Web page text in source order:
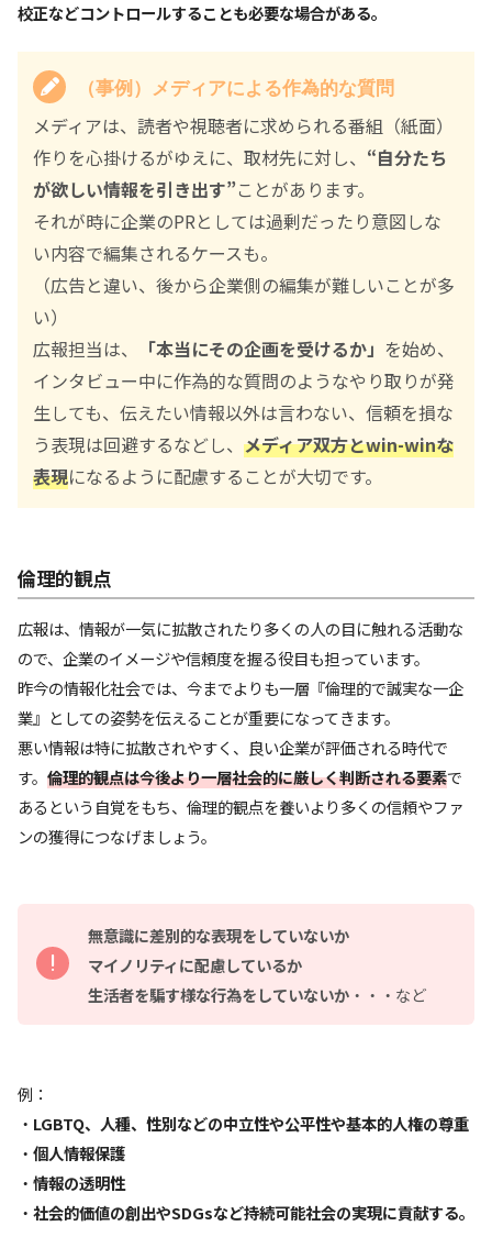
校正などコントロールすることも必要な場合がある。
（事例）メディアによる作為的な質問
メディアは、読者や視聴者に求められる番組（紙面）
作りを心掛けるがゆえに、取材先に対し、 “自分たち
が欲しい情報を引き出す”ことがあります。
それが時に企業のPRとしては過剰だったり意図しな
い内容で編集されるケースも。
（広告と違い、後から企業側の編集が難しいことが多
い）
広報担当は、
「本当にその企画を受けるか」 を始め、
インタビュー中に作為的な質問のようなやり取りが発
生しても、伝えたい情報以外は言わない、信頼を損な
う表現は回避するなどし、メディア双方とwin-winな
表現になるように配慮することが大切です。
倫理的観点
広報は、情報が一気に拡散されたり多くの人の目に触れる活動な
ので、企業のイメージや信頼度を握る役目も担っています。
昨今の情報化社会では、今までよりも一層『倫理的で誠実な一企
業』としての姿勢を伝えることが重要になってきます。
悪い情報は特に拡散されやすく、良い企業が評価される時代で
す。 倫理的観点は今後より一層社会的に厳しく判断される要素で
あるという自覚をもち、倫理的観点を養いより多くの信頼やファ
ンの獲得につなげましょう。
無意識に差別的な表現をしていないか
マイノリティに配慮しているか
生活者を騙す様な行為をしていないか ・・・など
例：
・ LGBTQ、人種、性別などの中立性や公平性や基本的人権の尊重
・ 個人情報保護
・ 情報の透明性
・ 社会的価値の創出やSDGsなど持続可能社会の実現に貢献する。